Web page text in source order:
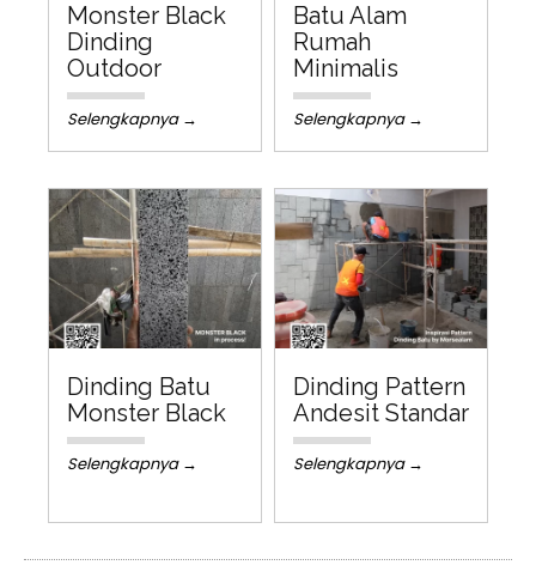
Monster Black
Dinding
Outdoor
Selengkapnya →
Batu Alam
Rumah
Minimalis
Selengkapnya →
Dinding Batu
Monster Black
Selengkapnya →
Dinding Pattern
Andesit Standar
Selengkapnya →